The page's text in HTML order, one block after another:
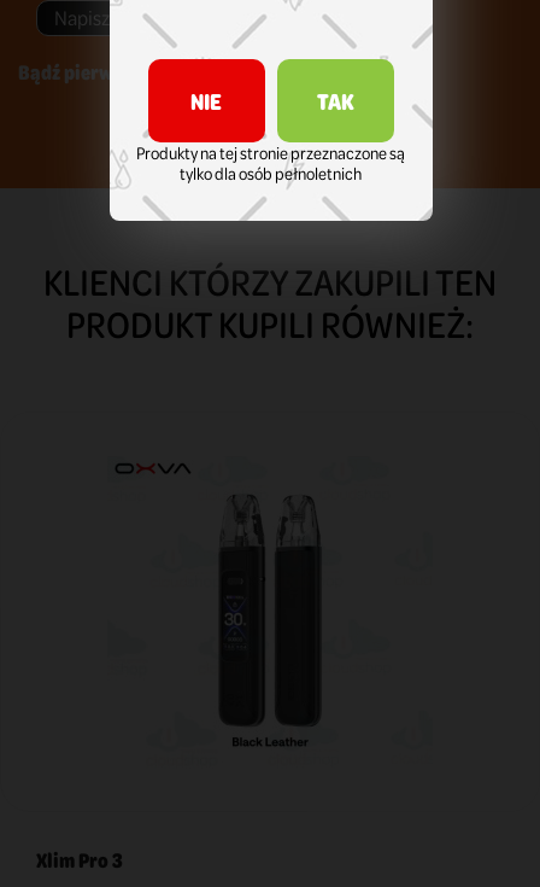
Napisz swoją opinię
Bądź pierwszym który napisze recenzję !
KLIENCI KTÓRZY ZAKUPILI TEN
PRODUKT KUPILI RÓWNIEŻ:
Xlim Pro 3
NIE TAK
Produkty na tej stronie przeznaczone są
tylko dla osób pełnoletnich